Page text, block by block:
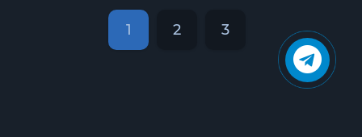
1 2 3